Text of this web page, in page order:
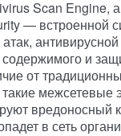
Scan Engine,
— встроенной
и
от
межсетевые
вредоносный
в сеть